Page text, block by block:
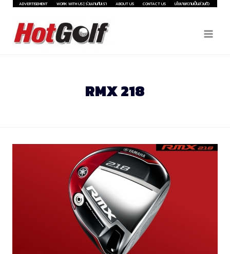
Skip
content
ADVERTISEMENT WORK WITH US | ร่วมงานกับเรา ABOUT US CONTACT US นโยบายความเป็นส่วนตัว
RMX 218